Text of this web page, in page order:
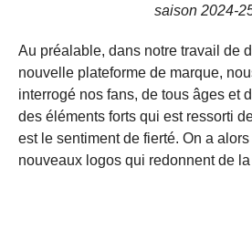
saison 2024-
Au préalable, dans notre travail de
nouvelle plateforme de marque,
interrogé nos fans, de tous âges et
des éléments forts qui est ressorti
est le sentiment de fierté. On a
nouveaux logos qui redonnent de